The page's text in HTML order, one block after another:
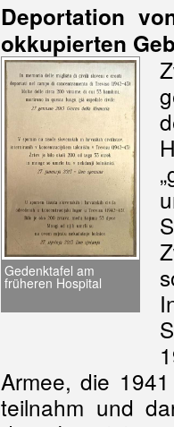
Deportation
okkupierten
Gedenktafel am
früheren Hospital
Armee, die
teilnahm und